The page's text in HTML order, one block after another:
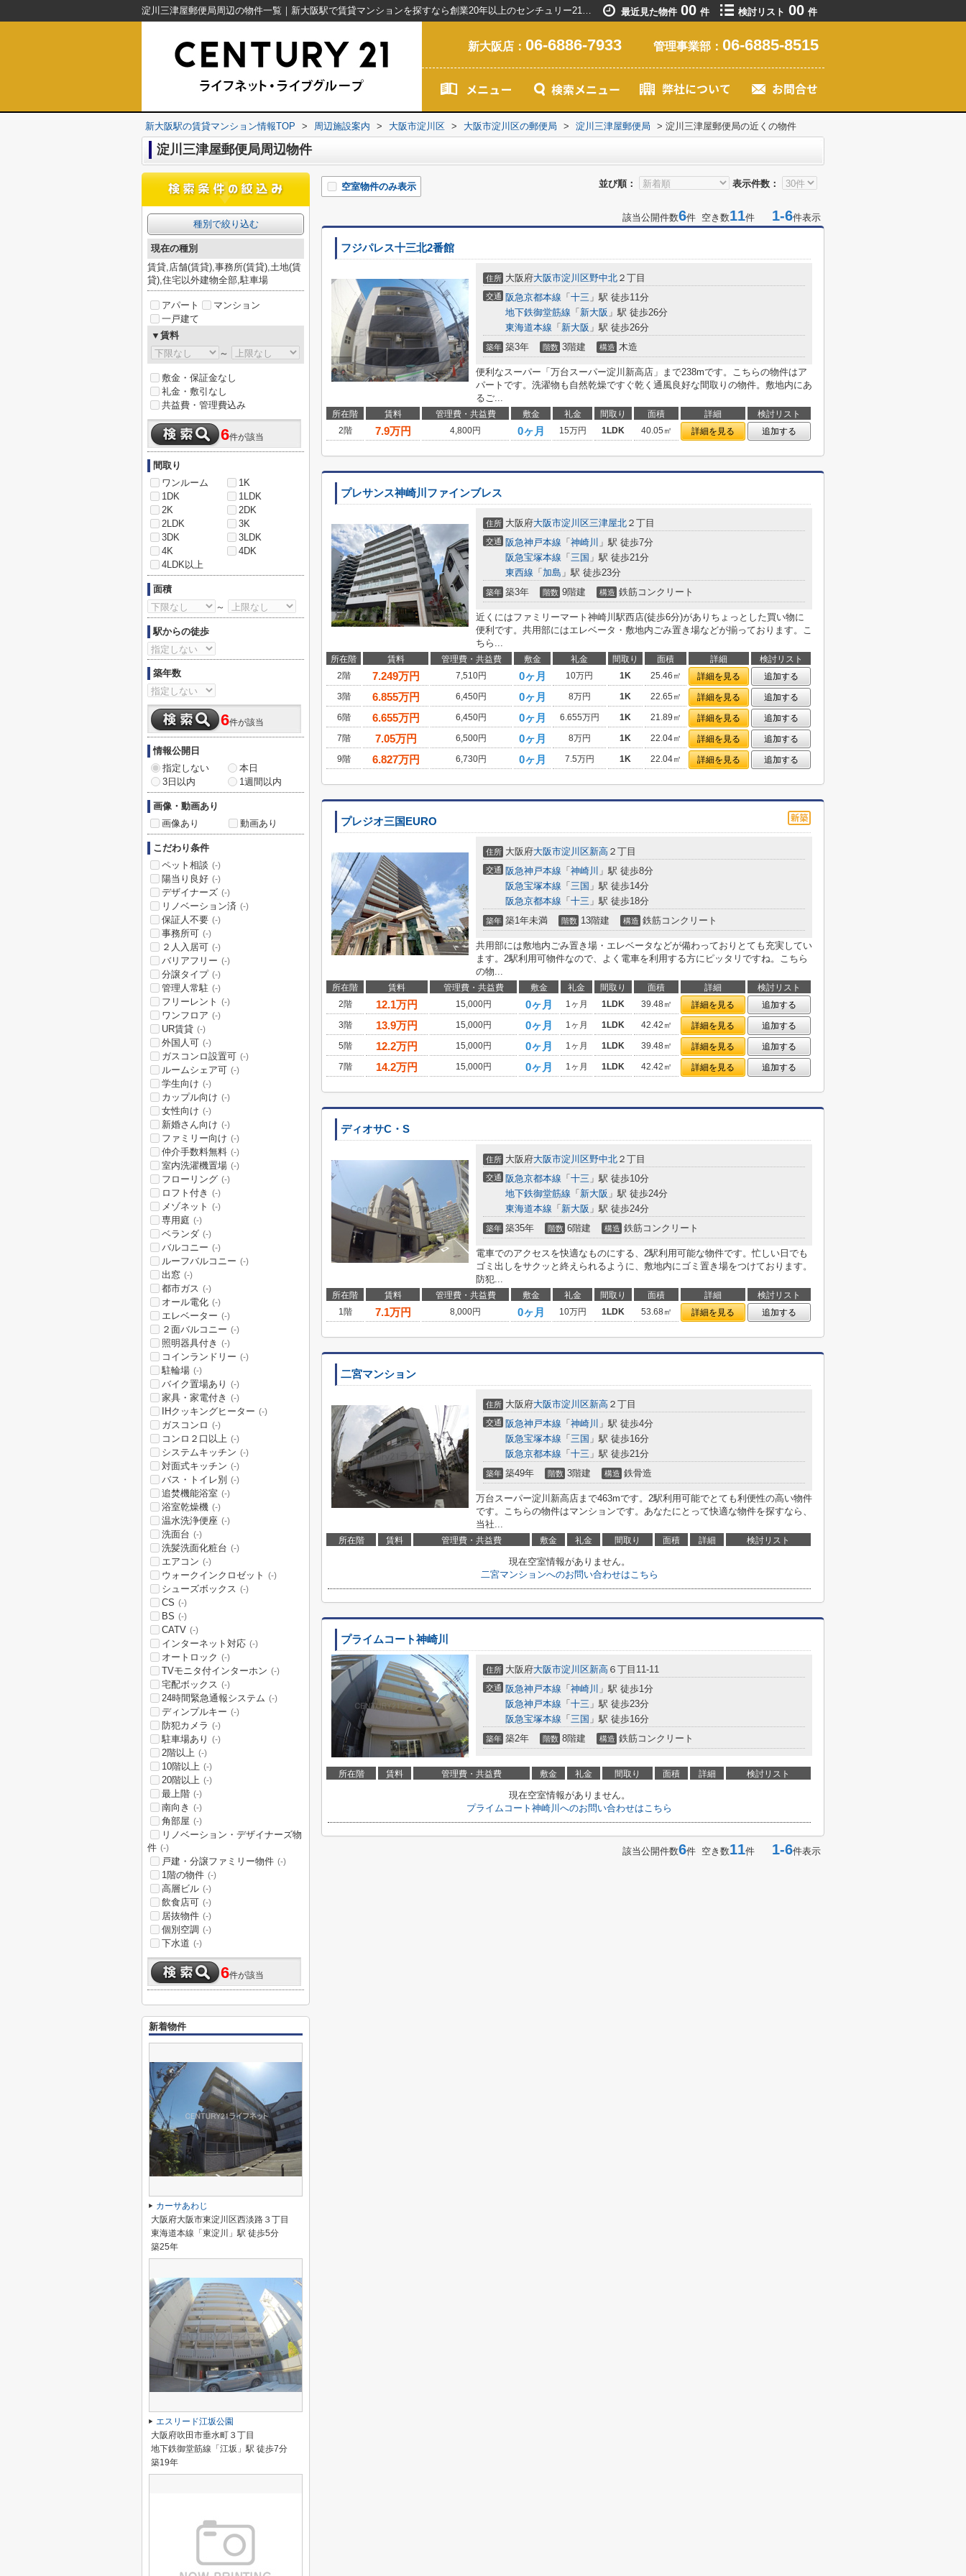
淀川三津屋郵便局周辺の物件一覧｜新大阪駅で賃貸マンションを探すなら創業20年以上のセンチュリー21ライフネット・ライブグループ 最近見た物件 00 件 検討リスト 00 件
新大阪店： 06-6886-7933 管理事業部： 06-6885-8515
新大阪駅の賃貸マンション情報TOP > 周辺施設案内 > 大阪市淀川区 > 大阪市淀川区の郵便局 > 淀川三津屋郵便局 > 淀川三津屋郵便局の近くの物件
淀川三津屋郵便局周辺物件
並び順： 表示件数：
空室物件のみ表示
該当公開件数6件 空き数11件 1-6件表示
フジパレス十三北2番館
住所 大阪府大阪市淀川区野中北 ２丁目
交通 阪急京都本線 「 十三 」駅 徒歩11分
地下鉄御堂筋線 「 新大阪 」駅 徒歩26分
東海道本線 「 新大阪 」駅 徒歩26分
築年 築3年 階数 3階建 構造 木造
便利なスーパー「万台スーパー淀川新高店」まで238mです。こちらの物件はア
パートです。洗濯物も自然乾燥ですぐ乾く通風良好な間取りの物件。敷地内にあ
るご...
所在階 賃料 管理費・共益費 敷金 礼金 間取り 面積 詳細
検討リスト
2階
7.9万円 4,800円 0ヶ月 15万円 1LDK 40.05㎡ 詳細を見る 追加する
プレサンス神崎川ファインブレス
住所 大阪府大阪市淀川区三津屋北 ２丁目
交通 阪急神戸本線 「 神崎川 」駅 徒歩7分
阪急宝塚本線 「 三国 」駅 徒歩21分
東西線 「 加島 」駅 徒歩23分
築年 築3年 階数 9階建 構造 鉄筋コンクリート
近くにはファミリーマート神崎川駅西店(徒歩6分)がありちょっとした買い物に
便利です。共用部にはエレベータ・敷地内ごみ置き場などが揃っております。こ
ちら...
所在階 賃料 管理費・共益費 敷金 礼金 間取り 面積 詳細
検討リスト
2階
7.249万円 7,510円 0ヶ月 10万円 1K 25.46㎡ 詳細を見る
追加する
3階
6.855万円 6,450円 0ヶ月 8万円 1K 22.65㎡ 詳細を見る
追加する
6階
6.655万円 6,450円 0ヶ月 6.655万円 1K 21.89㎡ 詳細を見る
追加する
7階
7.05万円 6,500円 0ヶ月 8万円 1K 22.04㎡ 詳細を見る
追加する
9階
6.827万円 6,730円 0ヶ月 7.5万円 1K 22.04㎡ 詳細を見る 追加する
プレジオ三国EURO
住所 大阪府大阪市淀川区新高 ２丁目
交通 阪急神戸本線 「 神崎川 」駅 徒歩8分
阪急宝塚本線 「 三国 」駅 徒歩14分
阪急京都本線 「 十三 」駅 徒歩18分
築年 築1年未満 階数 13階建 構造 鉄筋コンクリート
共用部には敷地内ごみ置き場・エレベータなどが備わっておりとても充実してい
ます。2駅利用可物件なので、よく電車を利用する方にピッタリですね。こちら
の物...
所在階 賃料 管理費・共益費 敷金 礼金 間取り 面積 詳細
検討リスト
2階
12.1万円 15,000円 0ヶ月 1ヶ月 1LDK 39.48㎡ 詳細を見る
追加する
3階
13.9万円 15,000円 0ヶ月 1ヶ月 1LDK 42.42㎡ 詳細を見る
追加する
5階
12.2万円 15,000円 0ヶ月 1ヶ月 1LDK 39.48㎡ 詳細を見る
追加する
7階
14.2万円 15,000円 0ヶ月 1ヶ月 1LDK 42.42㎡ 詳細を見る 追加する
ディオサC・S
住所 大阪府大阪市淀川区野中北 ２丁目
交通 阪急京都本線 「 十三 」駅 徒歩10分
地下鉄御堂筋線 「 新大阪 」駅 徒歩24分
東海道本線 「 新大阪 」駅 徒歩24分
築年 築35年 階数 6階建 構造 鉄筋コンクリート
電車でのアクセスを快適なものにする、2駅利用可能な物件です。忙しい日でも
ゴミ出しをサクッと終えられるように、敷地内にゴミ置き場をつけております。
防犯...
所在階 賃料 管理費・共益費 敷金 礼金 間取り 面積 詳細
検討リスト
1階
7.1万円 8,000円 0ヶ月 10万円 1LDK 53.68㎡ 詳細を見る 追加する
二宮マンション
住所 大阪府大阪市淀川区新高 ２丁目
交通 阪急神戸本線 「 神崎川 」駅 徒歩4分
阪急宝塚本線 「 三国 」駅 徒歩16分
阪急京都本線 「 十三 」駅 徒歩21分
築年 築49年 階数 3階建 構造 鉄骨造
万台スーパー淀川新高店まで463mです。2駅利用可能でとても利便性の高い物件
です。こちらの物件はマンションです。あなたにとって快適な物件を探すなら、
当社...
所在階 賃料 管理費・共益費 敷金 礼金 間取り 面積 詳細 検討リスト
現在空室情報がありません。
二宮マンションへのお問い合わせはこちら
プライムコート神崎川
住所 大阪府大阪市淀川区新高 ６丁目11-11
交通 阪急神戸本線 「 神崎川 」駅 徒歩1分
阪急神戸本線 「 十三 」駅 徒歩23分
阪急宝塚本線 「 三国 」駅 徒歩16分
築年 築2年 階数 8階建 構造 鉄筋コンクリート
所在階 賃料 管理費・共益費 敷金 礼金 間取り 面積 詳細 検討リスト
現在空室情報がありません。
プライムコート神崎川へのお問い合わせはこちら
該当公開件数6件 空き数11件 1-6件表示
種別で絞り込む
現在の種別
賃貸,店舗(賃貸),事務所(賃貸),土地(賃
貸),住宅以外建物全部,駐車場
アパート
マンション
一戸建て
▼賃料
～
敷金・保証金なし
礼金・敷引なし
共益費・管理費込み
6件が該当
間取り
ワンルーム
1K
1DK
1LDK
2K
2DK
2LDK
3K
3DK
3LDK
4K
4DK
4LDK以上
面積
～
駅からの徒歩
築年数
6件が該当
情報公開日
指定しない
本日
3日以内
1週間以内
画像・動画あり
画像あり
動画あり
こだわり条件
ペット相談 (-)
陽当り良好 (-)
デザイナーズ (-)
リノベーション済 (-)
保証人不要 (-)
事務所可 (-)
２人入居可 (-)
バリアフリー (-)
分譲タイプ (-)
管理人常駐 (-)
フリーレント (-)
ワンフロア (-)
UR賃貸 (-)
外国人可 (-)
ガスコンロ設置可 (-)
ルームシェア可 (-)
学生向け (-)
カップル向け (-)
女性向け (-)
新婚さん向け (-)
ファミリー向け (-)
仲介手数料無料 (-)
室内洗濯機置場 (-)
フローリング (-)
ロフト付き (-)
メゾネット (-)
専用庭 (-)
ベランダ (-)
バルコニー (-)
ルーフバルコニー (-)
出窓 (-)
都市ガス (-)
オール電化 (-)
エレベーター (-)
２面バルコニー (-)
照明器具付き (-)
コインランドリー (-)
駐輪場 (-)
バイク置場あり (-)
家具・家電付き (-)
IHクッキングヒーター (-)
ガスコンロ (-)
コンロ２口以上 (-)
システムキッチン (-)
対面式キッチン (-)
バス・トイレ別 (-)
追焚機能浴室 (-)
浴室乾燥機 (-)
温水洗浄便座 (-)
洗面台 (-)
洗髪洗面化粧台 (-)
エアコン (-)
ウォークインクロゼット (-)
シューズボックス (-)
CS (-)
BS (-)
CATV (-)
インターネット対応 (-)
オートロック (-)
TVモニタ付インターホン (-)
宅配ボックス (-)
24時間緊急通報システム (-)
ディンプルキー (-)
防犯カメラ (-)
駐車場あり (-)
2階以上 (-)
10階以上 (-)
20階以上 (-)
最上階 (-)
南向き (-)
角部屋 (-)
リノベーション・デザイナーズ物
件 (-)
戸建・分譲ファミリー物件 (-)
1階の物件 (-)
高層ビル (-)
飲食店可 (-)
居抜物件 (-)
個別空調 (-)
下水道 (-)
6件が該当
新着物件
カーサあわじ
大阪府大阪市東淀川区西淡路３丁目
東海道本線「東淀川」駅 徒歩5分
築25年
エスリード江坂公園
大阪府吹田市垂水町３丁目
地下鉄御堂筋線「江坂」駅 徒歩7分
築19年